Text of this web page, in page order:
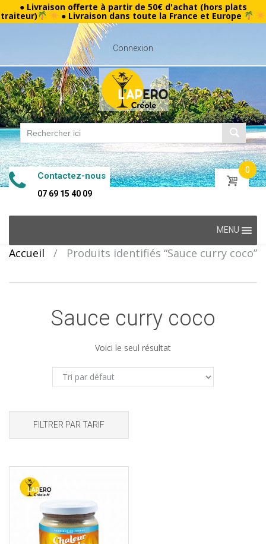
● Livraison offerte à partir de 50€ d'achat (hors plats
traiteur) ● Livraison dans toute la France et Europe
Connexion
Contactez-nous
07 69 15 40 09
0
content
MENU
Accueil / Produits identifiés “Sauce curry coco”
Sauce curry coco
Voici le seul résultat
FILTRER PAR TARIF